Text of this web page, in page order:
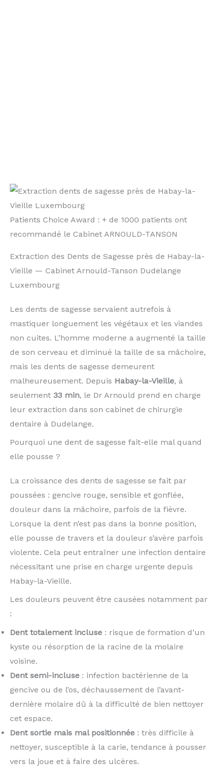
Patients Choice Award : + de 1000 patients ont
recommandé le Cabinet ARNOULD-TANSON
Extraction des Dents de Sagesse près de Habay-la-
Vieille — Cabinet Arnould-Tanson Dudelange
Luxembourg
Les dents de sagesse servaient autrefois à
mastiquer longuement les végétaux et les viandes
non cuites. L’homme moderne a augmenté la taille
de son cerveau et diminué la taille de sa mâchoire,
mais les dents de sagesse demeurent
malheureusement. Depuis Habay-la-Vieille, à
seulement 33 min, le Dr Arnould prend en charge
leur extraction dans son cabinet de chirurgie
dentaire à Dudelange.
Pourquoi une dent de sagesse fait-elle mal quand
elle pousse ?
La croissance des dents de sagesse se fait par
poussées : gencive rouge, sensible et gonflée,
douleur dans la mâchoire, parfois de la fièvre.
Lorsque la dent n’est pas dans la bonne position,
elle pousse de travers et la douleur s’avère parfois
violente. Cela peut entraîner une infection dentaire
nécessitant une prise en charge urgente depuis
Habay-la-Vieille.
Les douleurs peuvent être causées notamment par
:
Dent totalement incluse : risque de formation d’un
kyste ou résorption de la racine de la molaire
voisine.
Dent semi-incluse : infection bactérienne de la
gencive ou de l’os, déchaussement de l’avant-
dernière molaire dû à la difficulté de bien nettoyer
cet espace.
Dent sortie mais mal positionnée : très difficile à
nettoyer, susceptible à la carie, tendance à pousser
vers la joue et à faire des ulcères.